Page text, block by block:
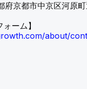
京都市中京区河原
ーム】
about/